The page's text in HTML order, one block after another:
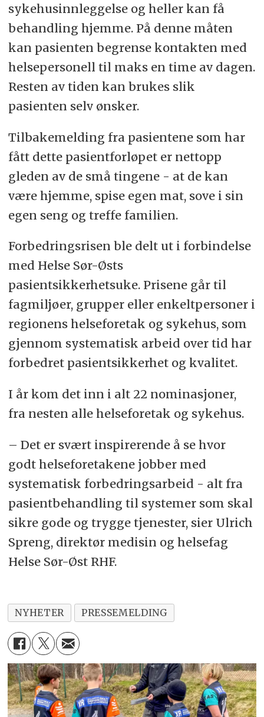
sykehusinnleggelse og heller kan få
behandling hjemme. På denne måten
kan pasienten begrense kontakten med
helsepersonell til maks en time av dagen.
Resten av tiden kan brukes slik
pasienten selv ønsker.
Tilbakemelding fra pasientene som har
fått dette pasientforløpet er nettopp
gleden av de små tingene - at de kan
være hjemme, spise egen mat, sove i sin
egen seng og treffe familien.
Forbedringsrisen ble delt ut i forbindelse
med Helse Sør-Østs
pasientsikkerhetsuke. Prisene går til
fagmiljøer, grupper eller enkeltpersoner i
regionens helseforetak og sykehus, som
gjennom systematisk arbeid over tid har
forbedret pasientsikkerhet og kvalitet.
I år kom det inn i alt 22 nominasjoner,
fra nesten alle helseforetak og sykehus.
– Det er svært inspirerende å se hvor
godt helseforetakene jobber med
systematisk forbedringsarbeid - alt fra
pasientbehandling til systemer som skal
sikre gode og trygge tjenester, sier Ulrich
Spreng, direktør medisin og helsefag
Helse Sør-Øst RHF.
NYHETER PRESSEMELDING